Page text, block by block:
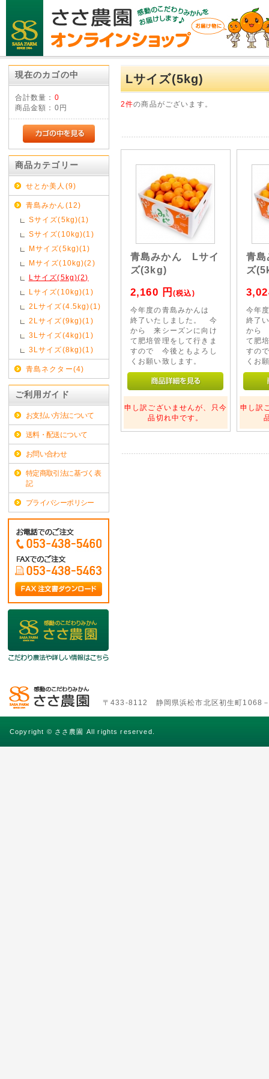
現在のカゴの中
合計数量： 0
商品金額： 0円
商品カテゴリー
せとか美人(9)
青島みかん(12)
Sサイズ(5kg)(1)
Sサイズ(10kg)(1)
Mサイズ(5kg)(1)
Mサイズ(10kg)(2)
Lサイズ(5kg)(2)
Lサイズ(10kg)(1)
2Lサイズ(4.5kg)(1)
2Lサイズ(9kg)(1)
3Lサイズ(4kg)(1)
3Lサイズ(8kg)(1)
青島ネクター(4)
ご利用ガイド
お支払い方法について
送料・配送について
お問い合わせ
特定商取引法に基づく表
記
プライバシーポリシー
Lサイズ(5kg)
2件の商品がございます。
青島みかん Lサイ
ズ(3kg)
2,160 円(税込)
今年度の青島みかんは
終了いたしました。 今
から 来シーズンに向け
て肥培管理をして行きま
すので 今後ともよろし
くお願い致します。
申し訳ございませんが、只今
品切れ中です。
青
ズ
今年
終了
から
て肥
すの
くお
申し訳
〒433-8112 静岡県浜松市北区初生町
Copyright © ささ農園 All rights reserved.